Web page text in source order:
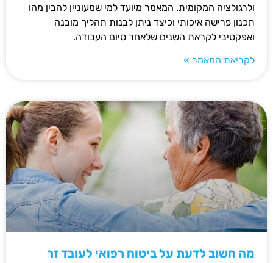
ולרגולציה המקומית. המאמר מיועד למי שמעוניין להבין מהו
תכנון פרישה איכותי וכיצד ניתן לבנות תהליך מובנה
ואפקטיבי לקראת השנים שלאחר סיום העבודה.
לקריאת המאמר »
מה חשוב לדעת על ביטוח רפואי לעובד זר